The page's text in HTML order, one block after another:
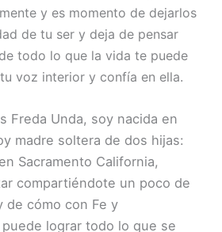
y es momento de dejarlos
de tu ser y deja de pensar
todo lo que la vida te puede
voz interior y confía en ella.
Freda Unda, soy nacida en
madre soltera de dos hijas:
Sacramento California,
compartiéndote un poco de
de cómo con Fe y
lograr todo lo que se